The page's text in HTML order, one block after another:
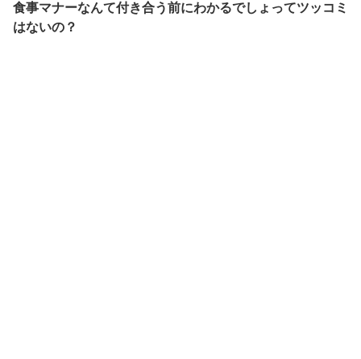
食事マナーなんて付き合う前にわかるでしょってツッコミ
はないの？